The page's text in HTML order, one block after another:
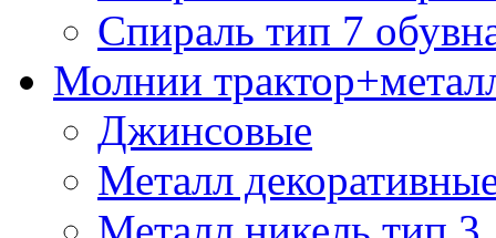
Спираль тип 7
Молнии
Джинсовые
Металл